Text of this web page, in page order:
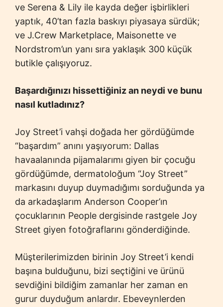
ve Serena & Lily ile kayda değer işbirlikleri
yaptık, 40’tan fazla baskıyı piyasaya sürdük;
ve J.Crew Marketplace, Maisonette ve
Nordstrom’un yanı sıra yaklaşık 300 küçük
butikle çalışıyoruz.
Başardığınızı hissettiğiniz an neydi ve bunu
nasıl kutladınız?
Joy Street’i vahşi doğada her gördüğümde
“başardım” anını yaşıyorum: Dallas
havaalanında pijamalarımı giyen bir çocuğu
gördüğümde, dermatoloğum “Joy Street”
markasını duyup duymadığımı sorduğunda ya
da arkadaşlarım Anderson Cooper’ın
çocuklarının People dergisinde rastgele Joy
Street giyen fotoğraflarını gönderdiğinde.
Müşterilerimizden birinin Joy Street’i kendi
başına bulduğunu, bizi seçtiğini ve ürünü
sevdiğini bildiğim zamanlar her zaman en
gurur duyduğum anlardır. Ebeveynlerden